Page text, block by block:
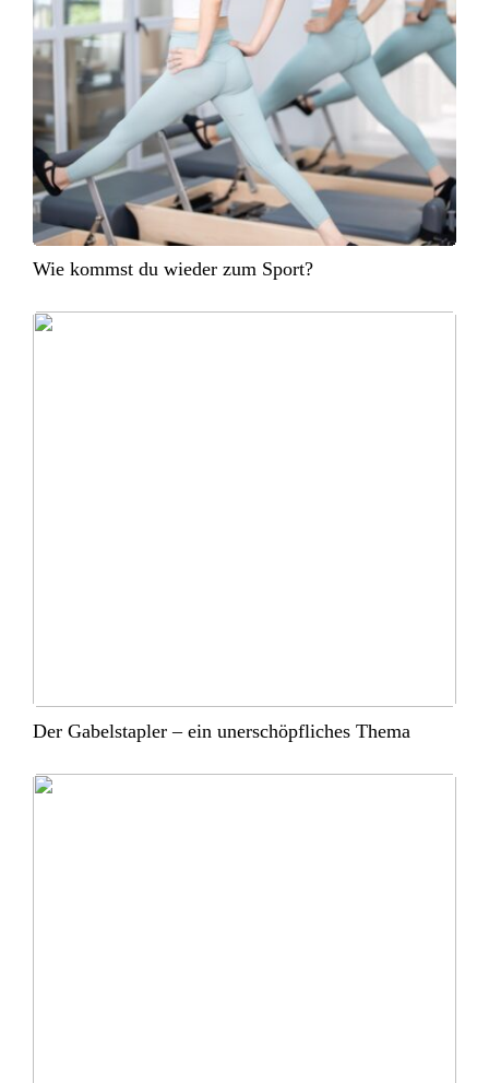
Wie kommst du wieder zum Sport?
Der Gabelstapler – ein unerschöpfliches Thema